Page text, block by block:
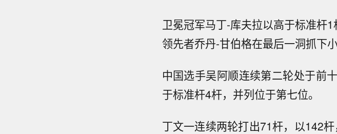
卫冕冠军马丁-库夫拉以高于标准杆
领先者乔丹-甘伯格在最后一洞抓下
中国选手吴阿顺连续第二轮处于前
于标准杆4杆，并列位于第七位。
丁文一连续两轮打出71杆，以142